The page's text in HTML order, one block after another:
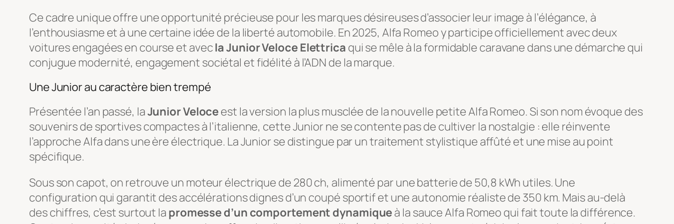
Ce cadre unique offre une opportunité précieuse pour les marques désireuses d’associer leur image à l’élégance, à
l’enthousiasme et à une certaine idée de la liberté automobile. En 2025, Alfa Romeo y participe officiellement avec deux
voitures engagées en course et avecla Junior Veloce Elettrica qui se mêle à la formidable caravane dans une démarche qui
conjugue modernité, engagement sociétal et fidélité à l’ADN de la marque.
Une Junior au caractère bien trempé
Présentée l’an passé, laJunior Veloceest la version la plus musclée de la nouvelle petite Alfa Romeo. Si son nom évoque des
souvenirs de sportives compactes à l’italienne, cette Junior ne se contente pas de cultiver la nostalgie : elle réinvente
l’approche Alfa dans une ère électrique. La Junior se distingue par un traitement stylistique affûté et une mise au point
spécifique.
Sous son capot, on retrouve un moteur électrique de 280 ch, alimenté par une batterie de 50,8 kWh utiles. Une
configuration qui garantit des accélérations dignes d’un coupé sportif et une autonomie réaliste de 350 km. Mais au-delà
des chiffres, c’est surtout la promesse d’un comportement dynamiqueà la sauce Alfa Romeo qui fait toute la différence.